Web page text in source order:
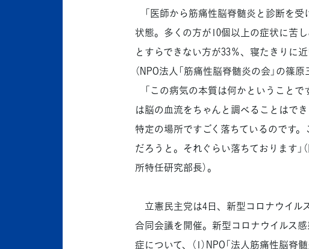
「医師から筋痛性脳脊髄炎と診断を
状態。多くの方が10個以上の症状に苦
とすらできない方が33％、寝たきりに
（NPO法人「筋痛性脳脊髄炎の会」の篠原
「この病気の本質は何かということ
は脳の血流をちゃんと調べることはで
特定の場所ですごく落ちているのです
だろうと。それぐらい落ちております
所特任研究部長）。
立憲民主党は4日、新型コロナウイル
合同会議を開催。新型コロナウイルス
症について、（1）NPO「法人筋痛性脳脊